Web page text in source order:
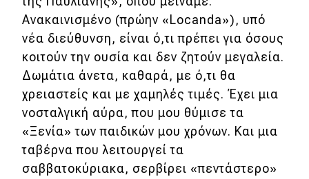
Ανακαινισμένο (πρώην «Locanda»), υπό
νέα διεύθυνση, είναι ό,τι πρέπει για όσους
κοιτούν την ουσία και δεν ζητούν μεγαλεία.
Δωμάτια άνετα, καθαρά, με ό,τι θα
χρειαστείς και με χαμηλές τιμές. Έχει μια
νοσταλγική αύρα, που μου θύμισε τα
«Ξενία» των παιδικών μου χρόνων. Και μια
ταβέρνα που λειτουργεί τα
σαββατοκύριακα, σερβίρει «πεντάστερο»